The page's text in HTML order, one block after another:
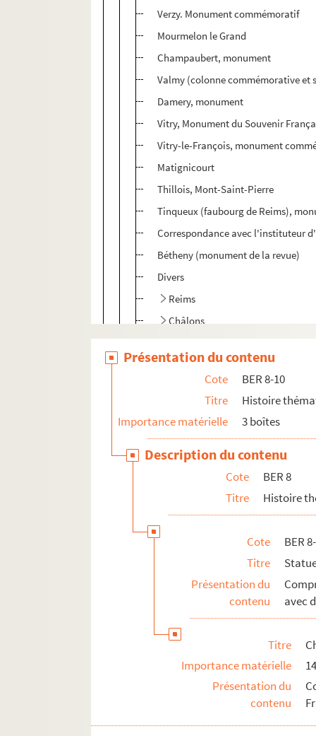
Verzy. Monument commémoratif
Mourmelon le Grand
Champaubert, monument
Valmy (colonne commémorative et
Damery, monument
Vitry, Monument du Souvenir
Vitry-le-François, monument
Matignicourt
Thillois, Mont-Saint-Pierre
Tinqueux (faubourg de Reims),
Correspondance avec l'instituteur
Bétheny (monument de la revue)
Divers
Reims
Châlons
BER 9. Histoire thématique de Châlons,
BER 10. Histoire thématique de
BER 11. Divers
Présentation du contenu
Cote
BER 8-10
Titre
Histoire
Importance matérielle
3 boîtes
Description du contenu
Cote
BER 8
Titre
Histoire
Cote
BER
Titre
Présentation du
contenu
avec
Titre
Importance matérielle
Présentation du
contenu